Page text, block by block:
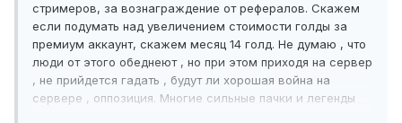
стримеров, за вознаграждение от рефералов. Скажем
если подумать над увеличением стоимости голды за
премиум аккаунт, скажем месяц 14 голд. Не думаю , что
люди от этого обеднеют , но при этом приходя на сервер
, не прийдется гадать , будут ли хорошая война на
сервере , оппозиция. Многие сильные пачки и легенды